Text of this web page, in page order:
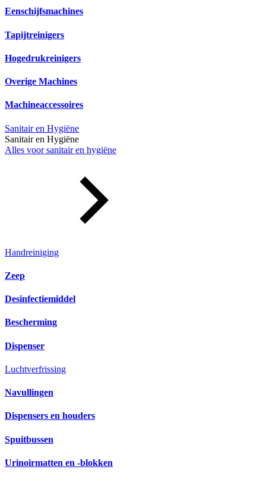
Eenschijfsmachines
Tapijtreinigers
Hogedrukreinigers
Overige Machines
Machineaccessoires
Sanitair en Hygiëne
Sanitair en Hygiëne
Alles voor sanitair en hygiëne
Handreiniging
Zeep
Desinfectiemiddel
Bescherming
Dispenser
Luchtverfrissing
Navullingen
Dispensers en houders
Spuitbussen
Urinoirmatten en -blokken